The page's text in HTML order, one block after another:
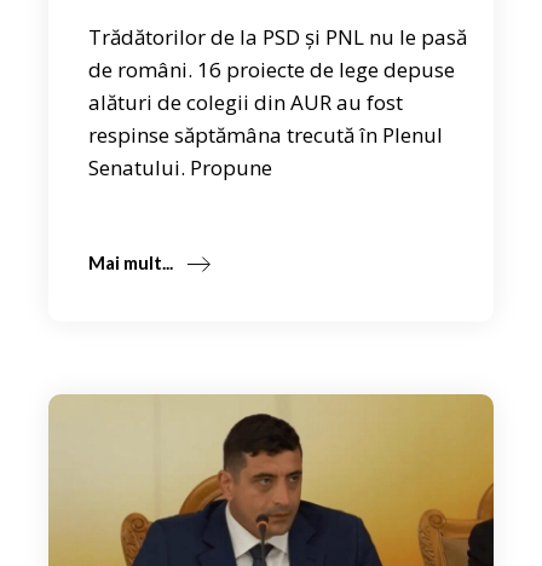
Trădătorilor de la PSD și PNL nu le pasă
de români. 16 proiecte de lege depuse
alături de colegii din AUR au fost
respinse săptămâna trecută în Plenul
Senatului. Propune
Mai mult...